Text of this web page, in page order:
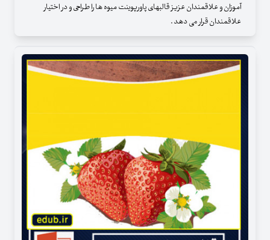
آموزان و علاقمندان عزیز قالبهای پاورپوینت میوه ها را طراحی و در اختیار
علاقمندان قرار می دهد .